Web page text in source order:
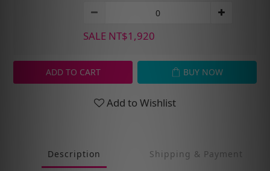
SALE NT$1,920
ADD TO CART BUY NOW
Add to Wishlist
Description Shipping & Payment